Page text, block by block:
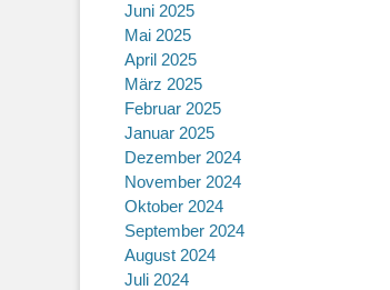
Juni 2025
Mai 2025
April 2025
März 2025
Februar 2025
Januar 2025
Dezember 2024
November 2024
Oktober 2024
September 2024
August 2024
Juli 2024